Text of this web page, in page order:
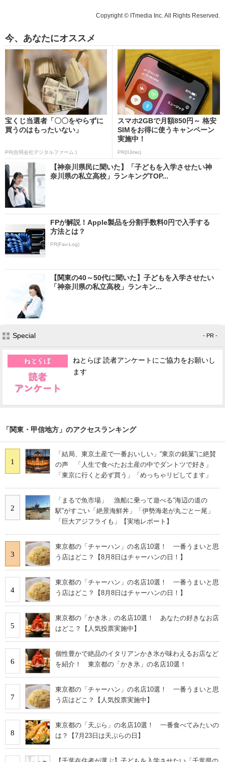
Copyright © ITmedia Inc. All Rights Reserved.
今、あなたにオススメ
宝くじ当選者「〇〇をやらずに
買うのはもったいない」
PR(合同会社デジタルファーム )
スマホ2GBで月額850円～ 格安
SIMをお得に使うキャンペーン
実施中！
PR(IIJmio)
【神奈川県民に聞いた】「子どもを入学させたい神
奈川県の私立高校」ランキングTOP...
FPが解説！Apple製品を分割手数料0円で入手する
方法とは？
PR(Fav-Log)
【関東の40～50代に聞いた】子どもを入学させたい
「神奈川県の私立高校」ランキン...
Special - PR -
ねとらぼ 読者アンケートにご協力をお願いし
ます
「関東・甲信地方」のアクセスランキング
1
「結局、東京土産で一番おいしい」“東京の銘菓”に絶賛
の声 「人生で食べたお土産の中でダントツで好き」
「東京に行くと必ず買う」「めっちゃリピしてます」
2
「まるで魚市場」 漁船に乗って遊べる“海辺の道の
駅”がすごい「絶景海鮮丼」「伊勢海老が丸ごと一尾」
「巨大アジフライも」【実地レポート】
3
東京都の「チャーハン」の名店10選！ 一番うまいと思
う店はどこ？【8月8日はチャーハンの日！】
4
東京都の「チャーハン」の名店10選！ 一番うまいと思
う店はどこ？【8月8日はチャーハンの日！】
5
東京都の「かき氷」の名店10選！ あなたの好きなお店
はどこ？【人気投票実施中】
6
個性豊かで絶品のイタリアンかき氷が味わえるお店など
を紹介！ 東京都の「かき氷」の名店10選！
7
東京都の「チャーハン」の名店10選！ 一番うまいと思
う店はどこ？【人気投票実施中】
8
東京都の「天ぷら」の名店10選！ 一番食べてみたいの
は？【7月23日は天ぷらの日】